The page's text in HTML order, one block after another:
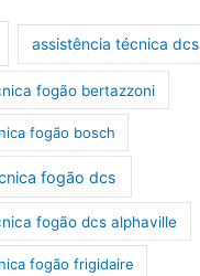
assistência técnica dcs
fogão bertazzoni
fogão bosch
fogão dcs
fogão dcs alphaville
fogão frigidaire